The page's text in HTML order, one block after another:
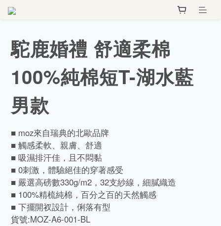
駝鹿婚禮 舒適柔棉
100%純棉短T-湖水藍
男款
■ moz來自瑞典的北歐品牌
■ 觸感柔軟、親膚、舒適
■ 吸濕排汗佳，且不悶黏
■ 0刺激，體驗絕佳的穿著感受
■ 嚴選高磅數330g/m2，32支紗線，細膩織造
■ 100%精梳純棉，百分之百的天然觸感
■ 下擺開衩設計，俐落有型
貨號:MOZ-A6-001-BL